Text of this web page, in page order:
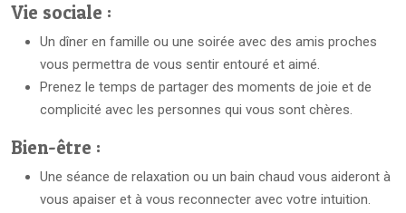
Vie sociale :
Un dîner en famille ou une soirée avec des amis proches
vous permettra de vous sentir entouré et aimé.
Prenez le temps de partager des moments de joie et de
complicité avec les personnes qui vous sont chères.
Bien-être :
Une séance de relaxation ou un bain chaud vous aideront à
vous apaiser et à vous reconnecter avec votre intuition.